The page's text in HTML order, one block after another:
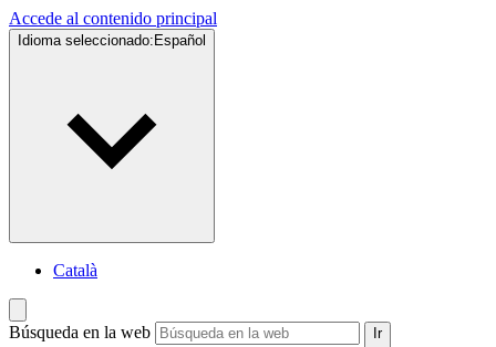
Accede al contenido principal
Idioma seleccionado: Español
Català
Búsqueda en la web Ir